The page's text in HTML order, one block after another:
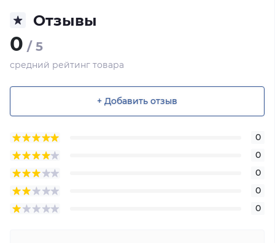
Отзывы
0 / 5
средний рейтинг товара
+ Добавить отзыв
0
0
0
0
0